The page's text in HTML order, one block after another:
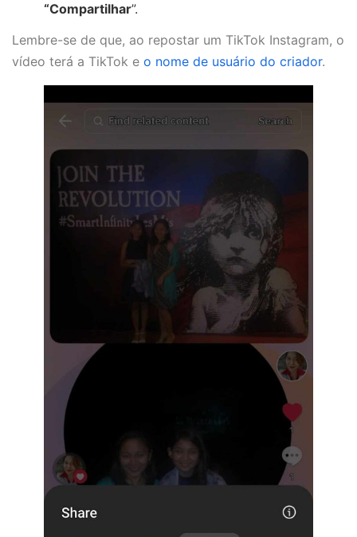
“Compartilhar”.
Lembre-se de que, ao repostar um TikTok Instagram, o
vídeo terá a TikTok e o nome de usuário do criador.